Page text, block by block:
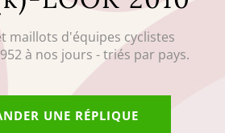
maillots d'équipes cyclistes
à nos jours - triés par pays.
UNE RÉPLIQUE